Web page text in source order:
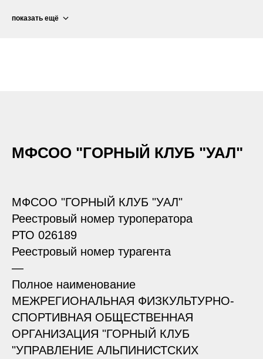
показать ещё
МФСОО "ГОРНЫЙ КЛУБ "УАЛ"
МФСОО "ГОРНЫЙ КЛУБ "УАЛ"
Реестровый номер туроператора
РТО 026189
Реестровый номер турагента
—
Полное наименование
МЕЖРЕГИОНАЛЬНАЯ ФИЗКУЛЬТУРНО-
СПОРТИВНАЯ ОБЩЕСТВЕННАЯ
ОРГАНИЗАЦИЯ "ГОРНЫЙ КЛУБ
"УПРАВЛЕНИЕ АЛЬПИНИСТСКИХ